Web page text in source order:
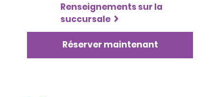
Renseignements sur la
succursale
Réserver maintenant